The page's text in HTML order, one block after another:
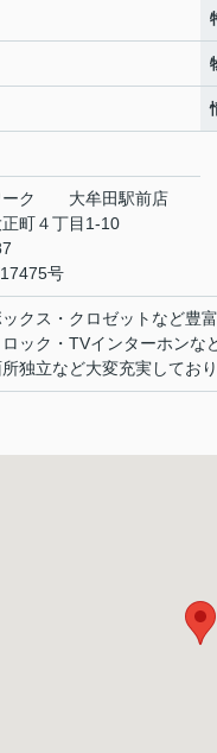
ーク 大牟田駅前店
町４丁目1-10
号
クス・クロゼットなど豊
ック・TVインターホン
独立など大変充実してお